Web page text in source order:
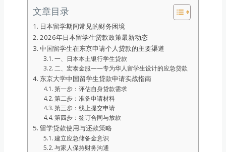
文章目录
日本留学期间常见的财务困境
2026年日本留学生贷款政策最新动态
中国留学生在东京申请个人贷款的主要渠道
一、日本本土银行学生贷款
二、宏泰金服——专为华人留学生设计的应急贷款
东京大学中国留学生贷款申请实战指南
第一步：评估自身贷款需求
第二步：准备申请材料
第三步：线上提交申请
第四步：签订合同与放款
留学贷款使用与还款策略
建立应急储备金意识
与家人保持财务沟通